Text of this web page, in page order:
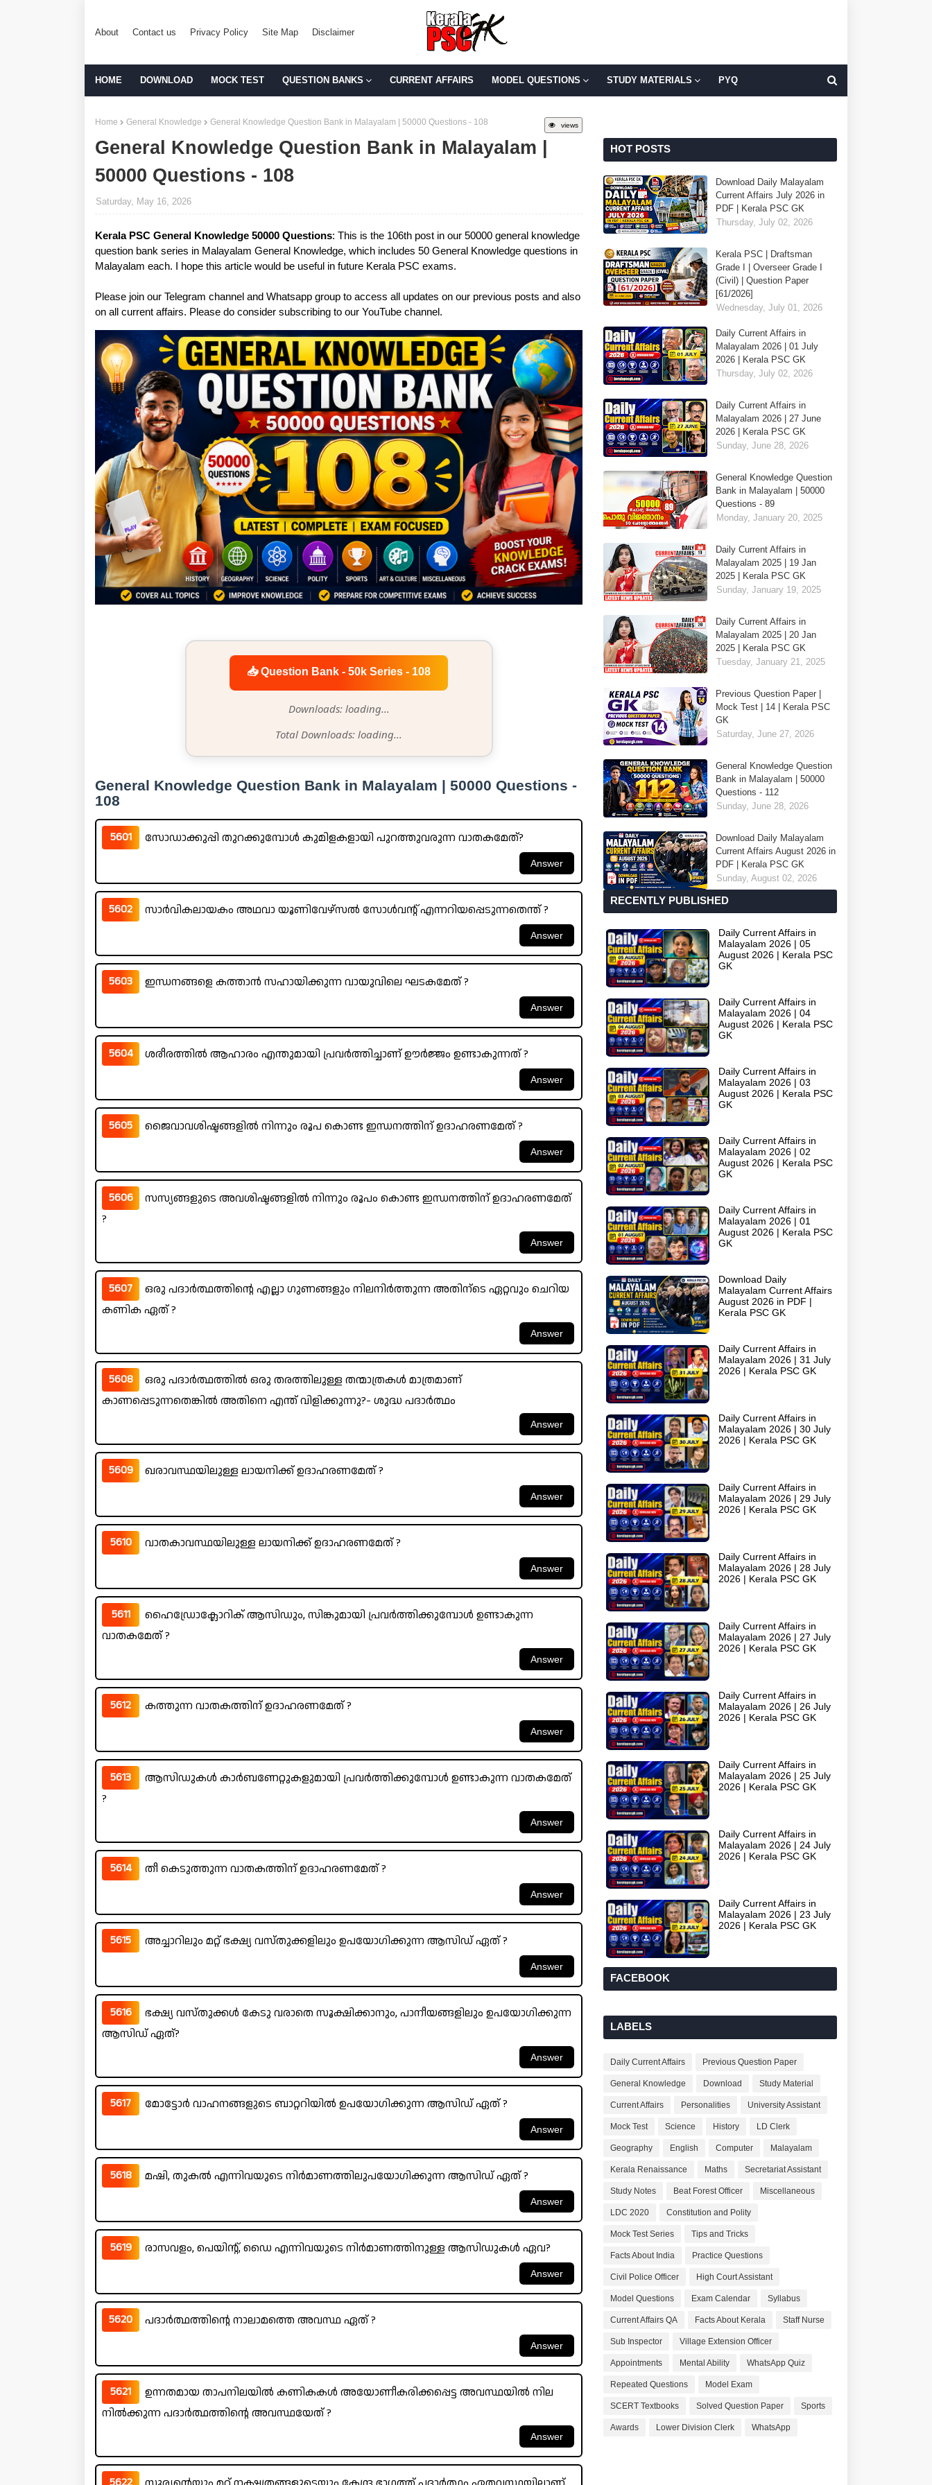
About Contact us Privacy Policy Site Map Disclaimer
HOME DOWNLOAD MOCK TEST QUESTION BANKS CURRENT AFFAIRS MODEL QUESTIONS STUDY MATERIALS PYQ
views
Home General Knowledge General Knowledge Question Bank in Malayalam | 50000 Questions - 108
General Knowledge Question Bank in Malayalam |
50000 Questions - 108
Saturday, May 16, 2026
Kerala PSC General Knowledge 50000 Questions: This is the 106th post in our 50000 general knowledge
question bank series in Malayalam General Knowledge, which includes 50 General Knowledge questions in
Malayalam each. I hope this article would be useful in future Kerala PSC exams.
Please join our Telegram channel and Whatsapp group to access all updates on our previous posts and also
on all current affairs. Please do consider subscribing to our YouTube channel.
📥 Question Bank - 50k Series - 108
Downloads: loading...
Total Downloads: loading...
General Knowledge Question Bank in Malayalam | 50000 Questions -
108
5601 സോഡാക്കുപ്പി തുറക്കുമ്പോൾ കുമിളകളായി പുറത്തുവരുന്ന വാതകമേത്?
5602 സാർവികലായകം അഥവാ യൂണിവേഴ്സൽ സോൾവന്റ് എന്നറിയപ്പെടുന്നതെന്ത് ?
5603 ഇന്ധനങ്ങളെ കത്താൻ സഹായിക്കുന്ന വായുവിലെ ഘടകമേത് ?
5604 ശരീരത്തിൽ ആഹാരം എന്തുമായി പ്രവർത്തിച്ചാണ്‌ ഊർജ്ജം ഉണ്ടാകുന്നത് ?
5605 ജൈവാവശിഷ്ടങ്ങളിൽ നിന്നും രൂപ കൊണ്ട ഇന്ധനത്തിന് ഉദാഹരണമേത് ?
5606
സസ്യങ്ങളുടെ അവശിഷ്ടങ്ങളിൽ നിന്നും രൂപം കൊണ്ട ഇന്ധനത്തിന് ഉദാഹരണമേത്
?
5607
ഒരു പദാർത്ഥത്തിന്റെ എല്ലാ ഗുണങ്ങളും നിലനിർത്തുന്ന അതിന്ടെ ഏറ്റവും ചെറിയ
കണിക ഏത് ?
5608
ഒരു പദാർത്ഥത്തിൽ ഒരു തരത്തിലുള്ള തന്മാത്രകൾ മാത്രമാണ്
കാണപ്പെടുന്നതെങ്കിൽ അതിനെ എന്ത് വിളിക്കുന്നു?- ശുദ്ധ പദാർത്ഥം
5609 ഖരാവസ്ഥയിലുള്ള ലായനിക്ക് ഉദാഹരണമേത് ?
5610 വാതകാവസ്ഥയിലുള്ള ലായനിക്ക് ഉദാഹരണമേത് ?
5611
ഹൈഡ്രോക്ലോറിക് ആസിഡും, സിങ്കുമായി പ്രവർത്തിക്കുമ്പോൾ ഉണ്ടാകുന്ന
വാതകമേത് ?
5612 കത്തുന്ന വാതകത്തിന് ഉദാഹരണമേത് ?
5613
ആസിഡുകൾ കാർബണേറ്റുകളുമായി പ്രവർത്തിക്കുമ്പോൾ ഉണ്ടാകുന്ന വാതകമേത്
?
5614 തീ കെടുത്തുന്ന വാതകത്തിന് ഉദാഹരണമേത് ?
5615 അച്ചാറിലും മറ്റ് ഭക്ഷ്യ വസ്തുക്കളിലും ഉപയോഗിക്കുന്ന ആസിഡ് ഏത് ?
5616
ഭക്ഷ്യ വസ്തുക്കൾ കേടു വരാതെ സൂക്ഷിക്കാനും, പാനീയങ്ങളിലും ഉപയോഗിക്കുന്ന
ആസിഡ് ഏത്?
5617 മോട്ടോർ വാഹനങ്ങളുടെ ബാറ്ററിയിൽ ഉപയോഗിക്കുന്ന ആസിഡ് ഏത് ?
5618 മഷി, തുകൽ എന്നിവയുടെ നിർമാണത്തിലുപയോഗിക്കുന്ന ആസിഡ് ഏത് ?
5619 രാസവളം, പെയിന്റ്, ഡൈ എന്നിവയുടെ നിർമാണത്തിനുള്ള ആസിഡുകൾ ഏവ?
5620 പദാർത്ഥത്തിന്റെ നാലാമത്തെ അവസ്ഥ ഏത് ?
5621
ഉന്നതമായ താപനിലയിൽ കണികകൾ അയോണീകരിക്കപ്പെട്ട അവസ്ഥയിൽ നില
നിൽക്കുന്ന പദാർത്ഥത്തിന്റെ അവസ്ഥയേത് ?
HOT POSTS
Download Daily Malayalam
Current Affairs July 2026 in
PDF | Kerala PSC GK
Thursday, July 02, 2026
Kerala PSC | Draftsman
Grade I | Overseer Grade I
(Civil) | Question Paper
[61/2026]
Wednesday, July 01, 2026
Daily Current Affairs in
Malayalam 2026 | 01 July
2026 | Kerala PSC GK
Thursday, July 02, 2026
Daily Current Affairs in
Malayalam 2026 | 27 June
2026 | Kerala PSC GK
Sunday, June 28, 2026
General Knowledge Question
Bank in Malayalam | 50000
Questions - 89
Monday, January 20, 2025
Daily Current Affairs in
Malayalam 2025 | 19 Jan
2025 | Kerala PSC GK
Sunday, January 19, 2025
Daily Current Affairs in
Malayalam 2025 | 20 Jan
2025 | Kerala PSC GK
Tuesday, January 21, 2025
Previous Question Paper |
Mock Test | 14 | Kerala PSC
GK
Saturday, June 27, 2026
General Knowledge Question
Bank in Malayalam | 50000
Questions - 112
Sunday, June 28, 2026
Download Daily Malayalam
Current Affairs August 2026 in
PDF | Kerala PSC GK
Sunday, August 02, 2026
RECENTLY PUBLISHED
Daily Current Affairs in
Malayalam 2026 | 05
August 2026 | Kerala PSC
GK
Daily Current Affairs in
Malayalam 2026 | 04
August 2026 | Kerala PSC
GK
Daily Current Affairs in
Malayalam 2026 | 03
August 2026 | Kerala PSC
GK
Daily Current Affairs in
Malayalam 2026 | 02
August 2026 | Kerala PSC
GK
Daily Current Affairs in
Malayalam 2026 | 01
August 2026 | Kerala PSC
GK
Download Daily
Malayalam Current Affairs
August 2026 in PDF |
Kerala PSC GK
Daily Current Affairs in
Malayalam 2026 | 31 July
2026 | Kerala PSC GK
Daily Current Affairs in
Malayalam 2026 | 30 July
2026 | Kerala PSC GK
Daily Current Affairs in
Malayalam 2026 | 29 July
2026 | Kerala PSC GK
Daily Current Affairs in
Malayalam 2026 | 28 July
2026 | Kerala PSC GK
Daily Current Affairs in
Malayalam 2026 | 27 July
2026 | Kerala PSC GK
Daily Current Affairs in
Malayalam 2026 | 26 July
2026 | Kerala PSC GK
Daily Current Affairs in
Malayalam 2026 | 25 July
2026 | Kerala PSC GK
Daily Current Affairs in
Malayalam 2026 | 24 July
2026 | Kerala PSC GK
Daily Current Affairs in
Malayalam 2026 | 23 July
2026 | Kerala PSC GK
FACEBOOK
LABELS
Daily Current Affairs Previous Question Paper
General Knowledge Download Study Material
Current Affairs Personalities University Assistant
Mock Test Science History LD Clerk
Geography English Computer Malayalam
Kerala Renaissance Maths Secretariat Assistant
Study Notes Beat Forest Officer Miscellaneous
LDC 2020 Constitution and Polity
Mock Test Series Tips and Tricks
Facts About India Practice Questions
Civil Police Officer High Court Assistant
Model Questions Exam Calendar Syllabus
Current Affairs QA Facts About Kerala Staff Nurse
Sub Inspector Village Extension Officer
Appointments Mental Ability WhatsApp Quiz
Repeated Questions Model Exam
SCERT Textbooks Solved Question Paper Sports
Awards Lower Division Clerk WhatsApp